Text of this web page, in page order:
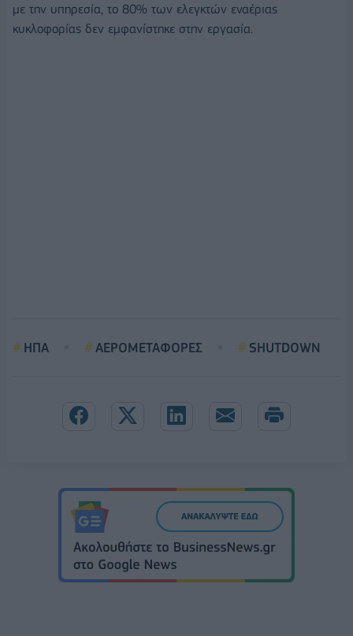
με την υπηρεσία, το 80% των ελεγκτών εναέριας
κυκλοφορίας δεν εμφανίστηκε στην εργασία.
ΗΠΑ ΑΕΡΟΜΕΤΑΦΟΡΕΣ SHUTDOWN